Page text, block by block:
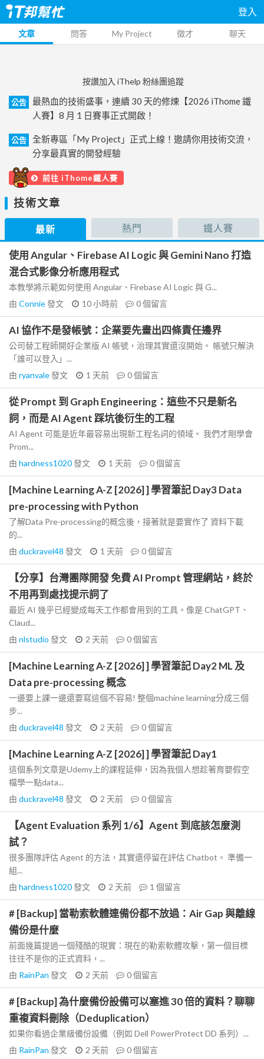
登入
文章 問答 My Project 徵才 聊天
按讚加入 iThelp 粉絲團追蹤
公告
最熱血的技術盛事，連續 30 天的修煉【2026 iThome 鐵
人賽】8 月 1 日賽事正式開啟！
公告
全新專區「My Project」正式上線！邀請你用技術交流，
分享最真實的開發經驗
前往 iThome鐵人賽
技術文章
最新 熱門 鐵人賽
使用 Angular、Firebase AI Logic 與 Gemini Nano 打造
混合式影像分析應用程式
本教學將示範如何使用 Angular、Firebase AI Logic 與 G...
由 Connie發文 10 小時前 0個留言
AI 協作不是發帳號：企業要先畫出四條責任邊界
公司替工程師開好企業版 AI 帳號，治理其實還沒開始。 帳號只解決
「誰可以登入」...
由 ryanvale發文 1 天前 0個留言
從 Prompt 到 Graph Engineering：這些不只是新名
詞，而是 AI Agent 踩坑後衍生的工程
AI Agent 可能是近年最容易出現新工程名詞的領域。 我們才剛學會
Prom...
由 hardness1020發文 1 天前 0個留言
[Machine Learning A-Z [2026] ] 學習筆記 Day3 Data
pre-processing with Python
了解Data Pre-processing的概念後，接著就是要實作了 資料下載
的...
由 duckravel48 發文 1 天前 0個留言
【分享】台灣團隊開發 免費 AI Prompt 管理網站，終於
不用再到處找提示詞了
最近 AI 幾乎已經變成每天工作都會用到的工具。像是 ChatGPT、
Claud...
由 nlstudio 發文 2 天前 0個留言
[Machine Learning A-Z [2026] ] 學習筆記 Day2 ML 及
Data pre-processing 概念
一邊要上課一邊還要寫這個不容易! 整個machine learning分成三個
步...
由 duckravel48 發文 2 天前 0個留言
[Machine Learning A-Z [2026] ] 學習筆記 Day1
這個系列文章是Udemy上的課程延伸，因為我個人想趁著育嬰假空
檔學一點data...
由 duckravel48 發文 2 天前 0個留言
【Agent Evaluation 系列 1/6】Agent 到底該怎麼測
試？
很多團隊評估 Agent 的方法，其實還停留在評估 Chatbot。 準備一
組...
由 hardness1020發文 2 天前 1 個留言
# [Backup] 當勒索軟體連備份都不放過：Air Gap 與離線
備份是什麼
前面幾篇提過一個殘酷的現實：現在的勒索軟體攻擊，第一個目標
往往不是你的正式資料，...
由 RainPan 發文 2 天前 0個留言
# [Backup] 為什麼備份設備可以塞進 30 倍的資料？聊聊
重複資料刪除（Deduplication）
如果你看過企業級備份設備（例如 Dell PowerProtect DD 系列）...
由 RainPan 發文 2 天前 0個留言